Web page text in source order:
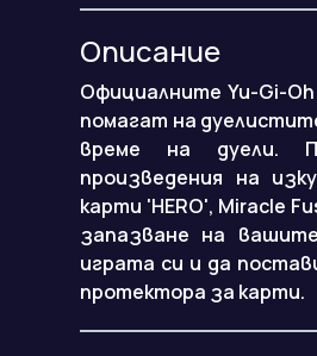
Описание
Официалните Yu-Gi-
помагат на
време на дуели.
произведения на
карти 'HERO', Miracle
запазване на
играта си и да
протектора за карти.